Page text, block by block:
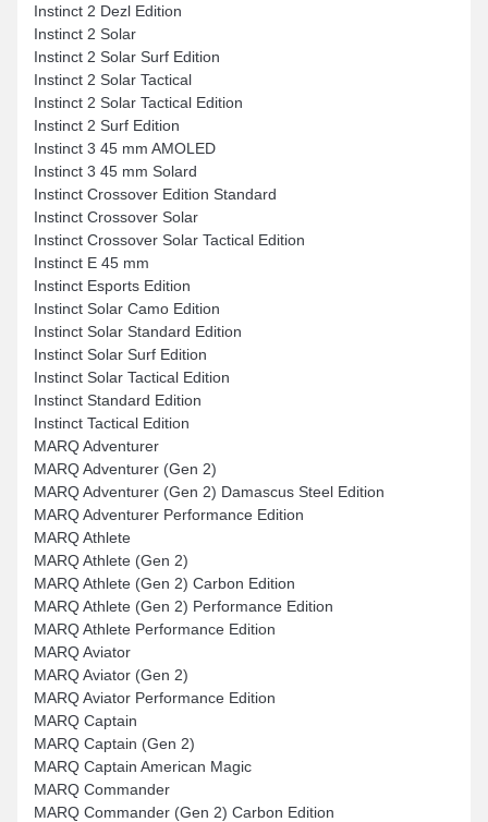
Instinct 2 Dezl Edition
Instinct 2 Solar
Instinct 2 Solar Surf Edition
Instinct 2 Solar Tactical
Instinct 2 Solar Tactical Edition
Instinct 2 Surf Edition
Instinct 3 45 mm AMOLED
Instinct 3 45 mm Solard
Instinct Crossover Edition Standard
Instinct Crossover Solar
Instinct Crossover Solar Tactical Edition
Instinct E 45 mm
Instinct Esports Edition
Instinct Solar Camo Edition
Instinct Solar Standard Edition
Instinct Solar Surf Edition
Instinct Solar Tactical Edition
Instinct Standard Edition
Instinct Tactical Edition
MARQ Adventurer
MARQ Adventurer (Gen 2)
MARQ Adventurer (Gen 2) Damascus Steel Edition
MARQ Adventurer Performance Edition
MARQ Athlete
MARQ Athlete (Gen 2)
MARQ Athlete (Gen 2) Carbon Edition
MARQ Athlete (Gen 2) Performance Edition
MARQ Athlete Performance Edition
MARQ Aviator
MARQ Aviator (Gen 2)
MARQ Aviator Performance Edition
MARQ Captain
MARQ Captain (Gen 2)
MARQ Captain American Magic
MARQ Commander
MARQ Commander (Gen 2) Carbon Edition